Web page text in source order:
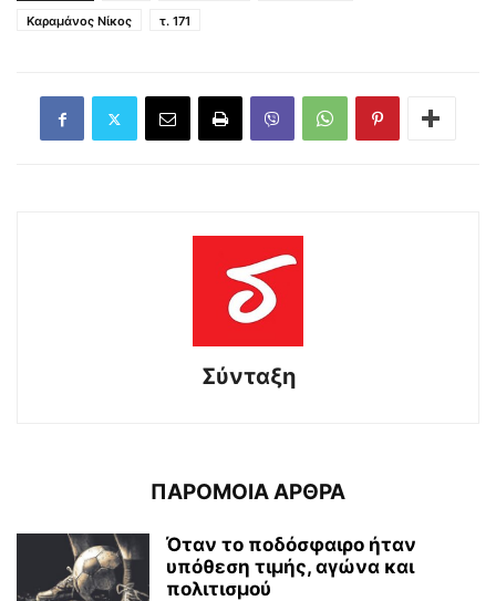
Καραμάνος Νίκος
τ. 171
Σύνταξη
ΠΑΡΟΜΟΙΑ ΑΡΘΡΑ
Όταν το ποδόσφαιρο ήταν
υπόθεση τιμής, αγώνα και
πολιτισμού